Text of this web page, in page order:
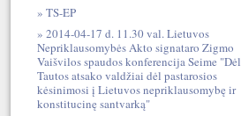
TS-EP
2014-04-17 d. 11.30 val. Lietuvos
Nepriklausomybės Akto signataro Zigmo
Vaišvilos spaudos konferencija Seime "Dėl
Tautos atsako valdžiai dėl pastarosios
kėsinimosi į Lietuvos nepriklausomybę ir
konstitucinę santvarką"